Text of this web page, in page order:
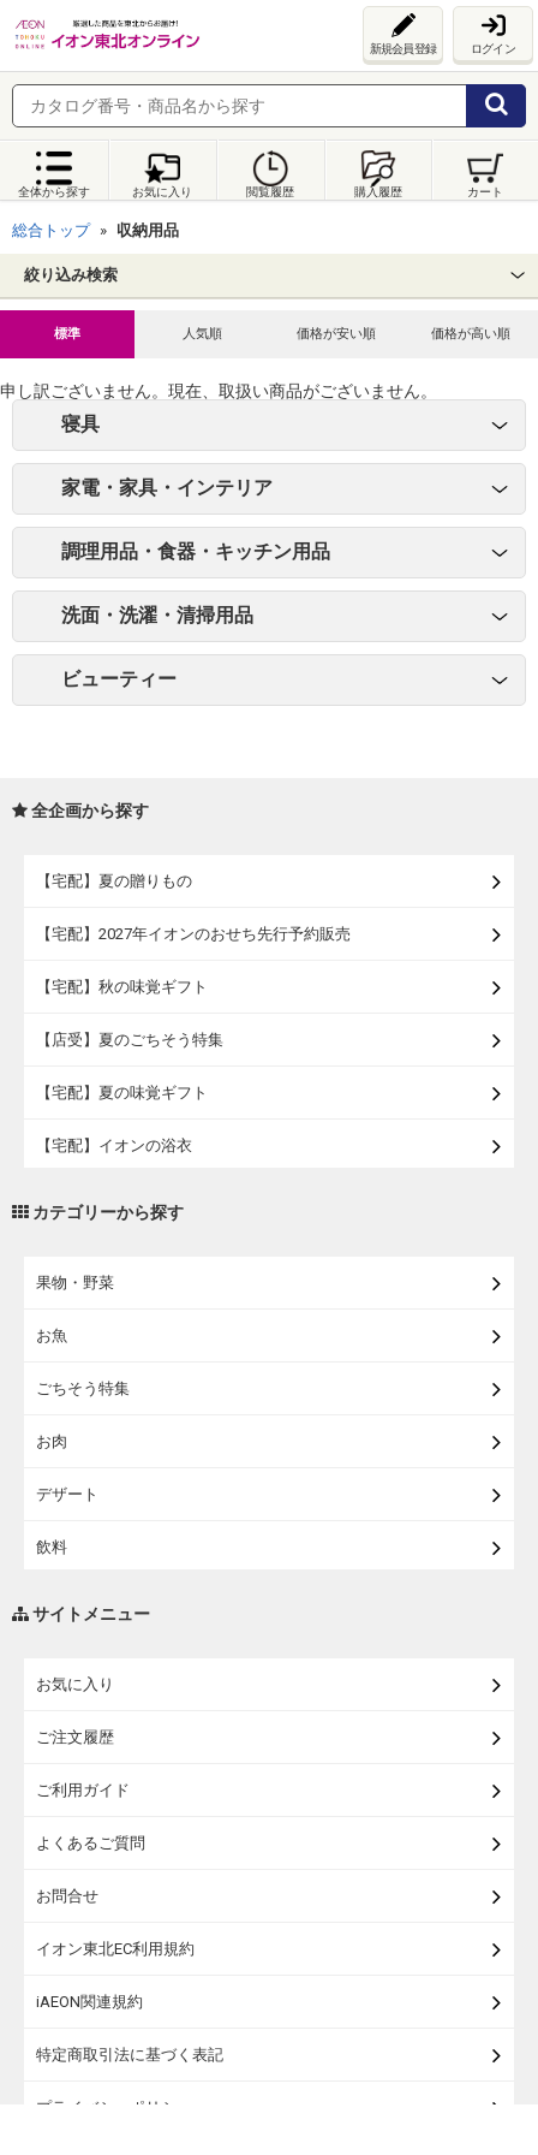
新規会員登録 ログイン
全体から探す お気に入り 閲覧履歴 購入履歴 カート
総合トップ 収納用品
絞り込み検索
標準 人気順 価格が安い順 価格が高い順
申し訳ございません。現在、取扱い商品がございません。
寝具
家電・家具・インテリア
調理用品・食器・キッチン用品
洗面・洗濯・清掃用品
ビューティー
全企画から探す
【宅配】夏の贈りもの
【宅配】2027年イオンのおせち先行予約販売
【宅配】秋の味覚ギフト
【店受】夏のごちそう特集
【宅配】夏の味覚ギフト
【宅配】イオンの浴衣
カテゴリーから探す
果物・野菜
お魚
ごちそう特集
お肉
デザート
飲料
サイトメニュー
お気に入り
ご注文履歴
ご利用ガイド
よくあるご質問
お問合せ
イオン東北EC利用規約
iAEON関連規約
特定商取引法に基づく表記
プライバシーポリシー